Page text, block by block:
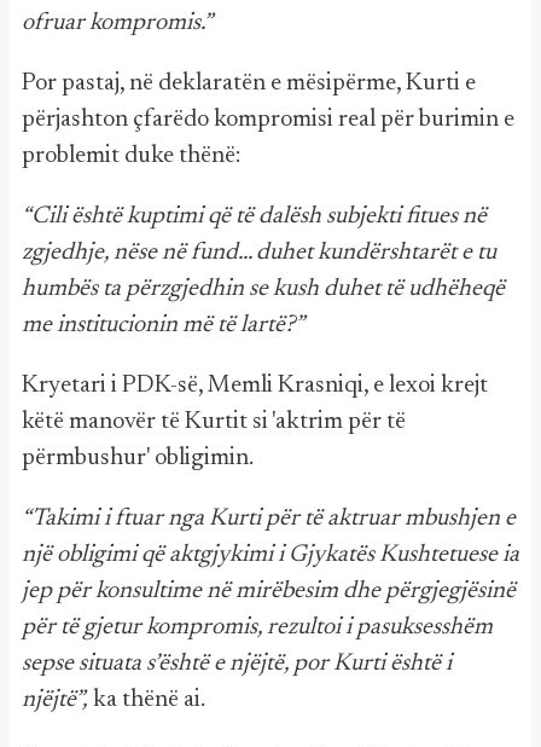
ofruar kompromis.”
Por pastaj, në deklaratën e mësipërme, Kurti e
përjashton çfarëdo kompromisi real për burimin e
problemit duke thënë:
“Cili është kuptimi që të dalësh subjekti fitues në
zgjedhje, nëse në fund... duhet kundërshtarët e tu
humbës ta përzgjedhin se kush duhet të udhëheqë
me institucionin më të lartë?”
Kryetari i PDK-së, Memli Krasniqi, e lexoi krejt
këtë manovër të Kurtit si 'aktrim për të
përmbushur' obligimin.
“Takimi i ftuar nga Kurti për të aktruar mbushjen e
një obligimi që aktgjykimi i Gjykatës Kushtetuese ia
jep për konsultime në mirëbesim dhe përgjegjësinë
për të gjetur kompromis, rezultoi i pasuksesshëm
sepse situata s’është e njëjtë, por Kurti është i
njëjtë”, ka thënë ai.